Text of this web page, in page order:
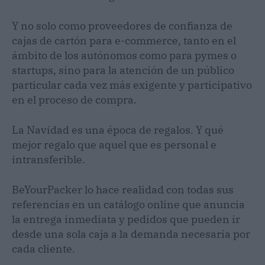
Y no solo como proveedores de confianza de
cajas de cartón para e-commerce, tanto en el
ámbito de los autónomos como para pymes o
startups, sino para la atención de un público
particular cada vez más exigente y participativo
en el proceso de compra.
La Navidad es una época de regalos. Y qué
mejor regalo que aquel que es personal e
intransferible.
BeYourPacker lo hace realidad con todas sus
referencias en un catálogo online que anuncia
la entrega inmediata y pedidos que pueden ir
desde una sola caja a la demanda necesaria por
cada cliente.